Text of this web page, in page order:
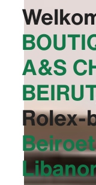
A&S
BEIRUT‬
Rolex-